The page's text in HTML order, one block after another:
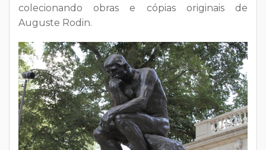
colecionando obras e cópias originais de
Auguste Rodin.